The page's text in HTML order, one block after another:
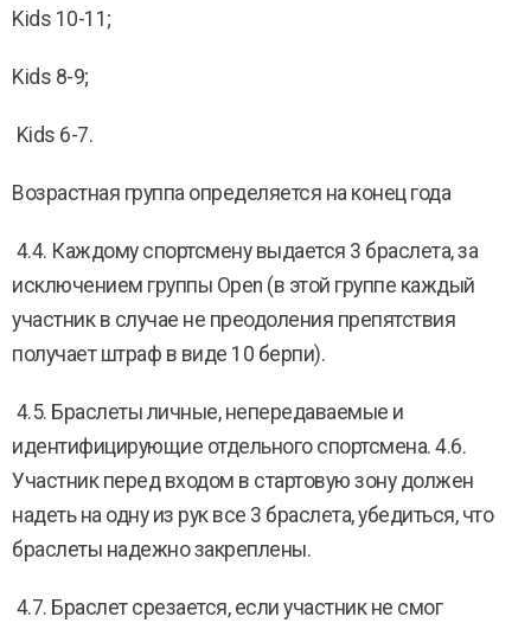
Kids 10-11;
Kids 8-9;
Kids 6-7.
Возрастная группа определяется на конец года
4.4. Каждому спортсмену выдается 3 браслета, за
исключением группы Open (в этой группе каждый
участник в случае не преодоления препятствия
получает штраф в виде 10 берпи).
4.5. Браслеты личные, непередаваемые и
идентифицирующие отдельного спортсмена. 4.6.
Участник перед входом в стартовую зону должен
надеть на одну из рук все 3 браслета, убедиться, что
браслеты надежно закреплены.
4.7. Браслет срезается, если участник не смог